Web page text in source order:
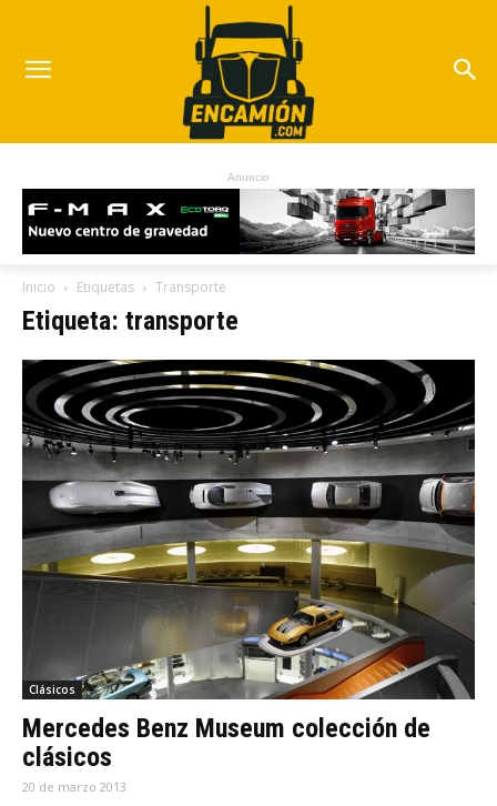
Anuncio
Inicio Etiquetas Transporte
Etiqueta: transporte
Clásicos
Mercedes Benz Museum colección de
clásicos
20 de marzo 2013